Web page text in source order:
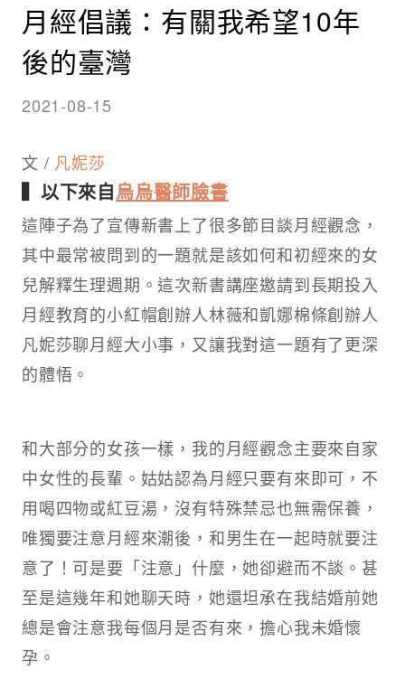
月經倡議：有關我希望10年
後的臺灣​
2021-08-15
文 / 凡妮莎
▍以下來自烏烏醫師臉書
這陣子為了宣傳新書上了很多節目談月經觀念，
其中最常被問到的一題就是該如何和初經來的女
兒解釋生理週期。這次新書講座邀請到長期投入
月經教育的小紅帽創辦人林薇和凱娜棉條創辦人
凡妮莎聊月經大小事，又讓我對這一題有了更深
的體悟。​
和大部分的女孩一樣，我的月經觀念主要來自家
中女性的長輩。姑姑認為月經只要有來即可，不
用喝四物或紅豆湯，沒有特殊禁忌也無需保養，
唯獨要注意月經來潮後，和男生在一起時就要注
意了！可是要「注意」什麼，她卻避而不談。甚
至是這幾年和她聊天時，她還坦承在我結婚前她
總是會注意我每個月是否有來，擔心我未婚懷
孕。​